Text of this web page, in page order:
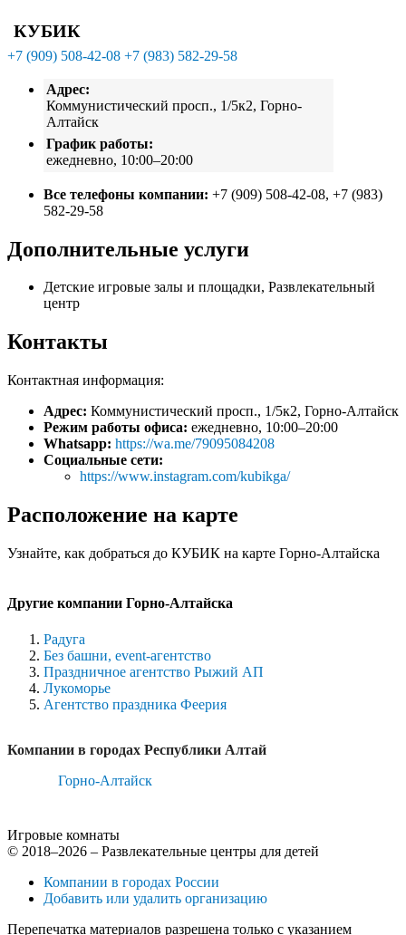
КУБИК
+7 (909) 508-42-08 +7 (983) 582-29-58
Адрес:
Коммунистический просп., 1/5к2, Горно-
Алтайск
График работы:
ежедневно, 10:00–20:00
Все телефоны компании: +7 (909) 508-42-08, +7 (983)
582-29-58
Дополнительные услуги
Детские игровые залы и площадки, Развлекательный
центр
Контакты
Контактная информация:
Адрес: Коммунистический просп., 1/5к2, Горно-Алтайск
Режим работы офиса: ежедневно, 10:00–20:00
Whatsapp: https://wa.me/79095084208
Социальные сети:
https://www.instagram.com/kubikga/
Расположение на карте
Узнайте, как добраться до КУБИК на карте Горно-Алтайска
Другие компании Горно-Алтайска
Радуга
Без башни, event-агентство
Праздничное агентство Рыжий АП
Лукоморье
Агентство праздника Феерия
Компании в городах Республики Алтай
Горно-Алтайск
Игровые комнаты
© 2018–2026 – Развлекательные центры для детей
Компании в городах России
Добавить или удалить организацию
Перепечатка материалов разрешена только с указанием